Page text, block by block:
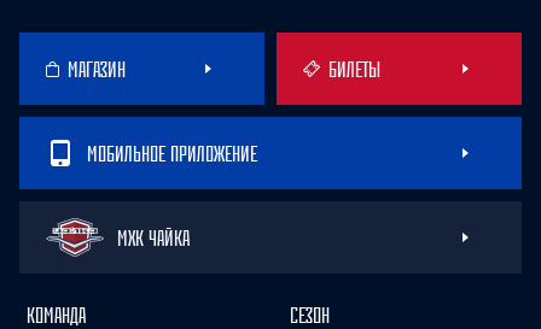
МАГАЗИН БИЛЕТЫ
МОБИЛЬНОЕ ПРИЛОЖЕНИЕ
МХК ЧАЙКА
КОМАНДА СЕЗОН